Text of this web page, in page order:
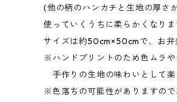
(他の柄のハンカチと生地の厚さ
使っていくうちに柔らかくなりま
サイズは約50cm×50cmで、お
※ハンドプリントのため色ムラ
手作りの生地の味わいとして
※色落ちの可能性がありますの